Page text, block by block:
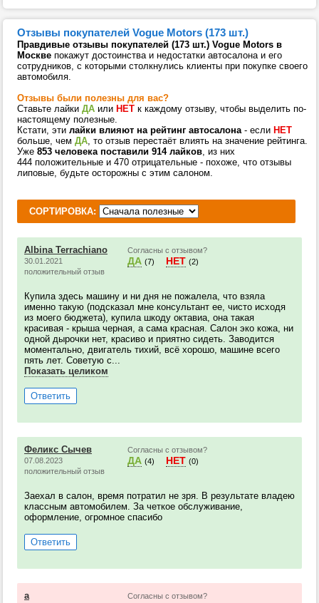
Отзывы покупателей Vogue Motors (173 шт.)
Правдивые отзывы покупателей (173 шт.) Vogue Motors в
Москве покажут достоинства и недостатки автосалона и его
сотрудников, с которыми столкнулись клиенты при покупке своего
автомобиля.
Отзывы были полезны для вас?
Ставьте лайки ДА или НЕТ к каждому отзыву, чтобы выделить по-
настоящему полезные.
Кстати, эти лайки влияют на рейтинг автосалона- если НЕТ
больше, чем ДА, то отзыв перестаёт влиять на значение рейтинга.
Уже 853 человека поставили 914 лайков, из них
444 положительные и 470 отрицательные - похоже, что отзывы
липовые, будьте осторожны с этим салоном.
СОРТИРОВКА:
Albina Terrachiano
30.01.2021
положительный отзыв
Согласны с отзывом?
ДА (7) НЕТ (2)
Купила здесь машину и ни дня не пожалела, что взяла
именно такую (подсказал мне консультант ее, чисто исходя
из моего бюджета), купила шкоду октавиа, она такая
красивая - крыша черная, а сама красная. Салон эко кожа, ни
одной дырочки нет, красиво и приятно сидеть. Заводится
моментально, двигатель тихий, всё хорошо, машине всего
пять лет. Советую с...
Показать целиком
Ответить
Феликс Сычев
07.08.2023
положительный отзыв
Согласны с отзывом?
ДА (4) НЕТ (0)
Заехал в салон, время потратил не зря. В результате владею
классным автомобилем. За четкое обслуживание,
оформление, огромное спасибо
Ответить
a Согласны с отзывом?